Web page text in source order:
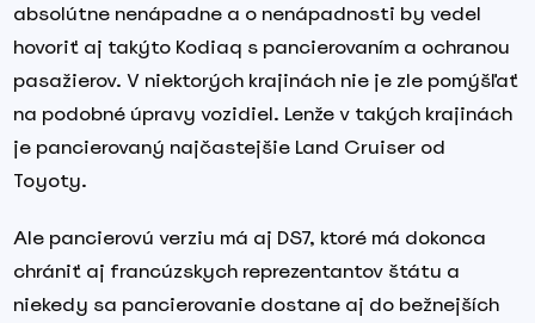
absolútne nenápadne a o nenápadnosti by vedel
hovoriť aj takýto Kodiaq s pancierovaním a ochranou
pasažierov. V niektorých krajinách nie je zle pomýšľať
na podobné úpravy vozidiel. Lenže v takých krajinách
je pancierovaný najčastejšie Land Cruiser od
Toyoty.
Ale pancierovú verziu má aj DS7, ktoré má dokonca
chrániť aj francúzskych reprezentantov štátu a
niekedy sa pancierovanie dostane aj do bežnejších